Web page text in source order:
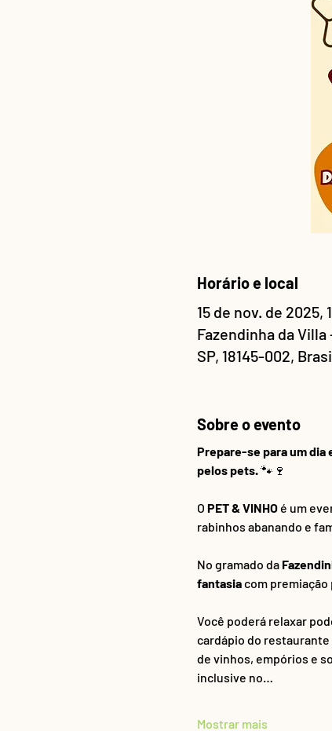
Horário e local
15 de nov. de 2025,
Fazendinha da
SP, 18145-002,
Sobre o evento
Prepare-se para um dia
pelos pets. 🐾🍷
O PET & VINHO é um
rabinhos abanando e
No gramado da
fantasia com premiação
Você poderá relaxar
cardápio do restaurante
de vinhos, empórios e
inclusive no…
Mostrar mais